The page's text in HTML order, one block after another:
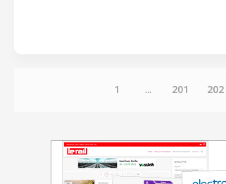
1 ... 201 202